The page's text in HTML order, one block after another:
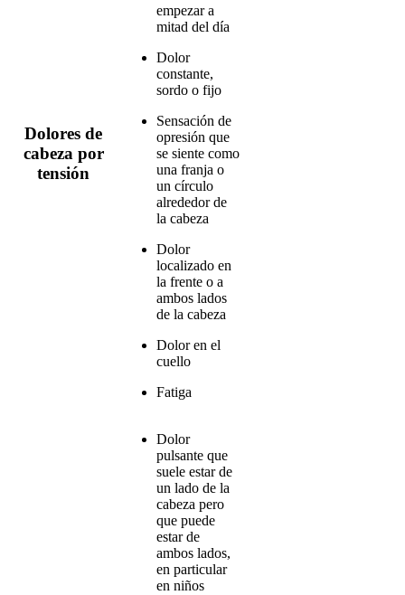
Dolores de
cabeza por
tensión
empezar a
mitad del día
Dolor
constante,
sordo o fijo
Sensación de
opresión que
se siente como
una franja o
un círculo
alrededor de
la cabeza
Dolor
localizado en
la frente o a
ambos lados
de la cabeza
Dolor en el
cuello
Fatiga
Dolor
pulsante que
suele estar de
un lado de la
cabeza pero
que puede
estar de
ambos lados,
en particular
en niños